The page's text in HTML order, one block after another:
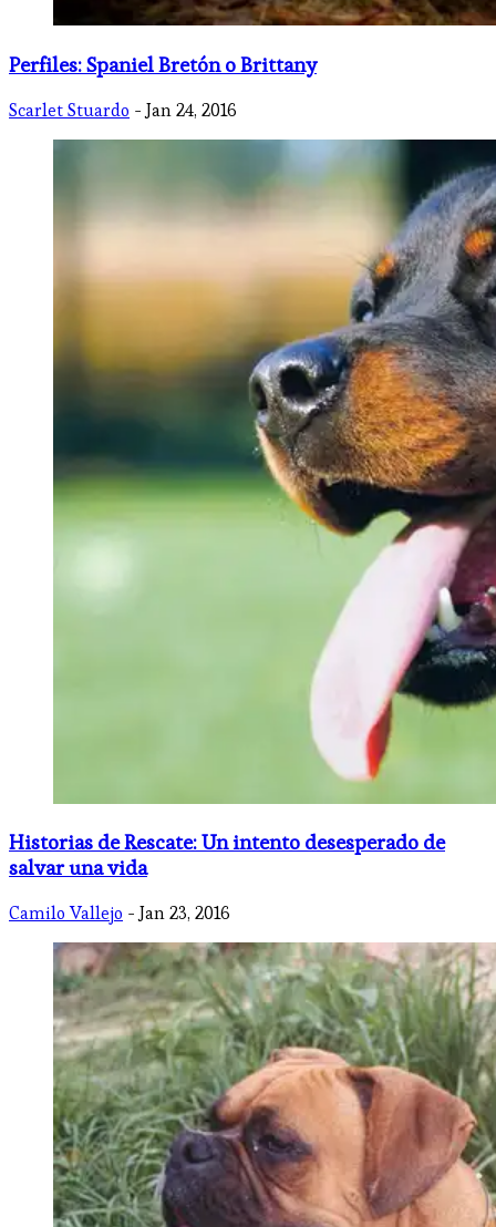
Perfiles: Spaniel Bretón o Brittany
Scarlet Stuardo - Jan 24, 2016
Historias de Rescate: Un intento desesperado de
salvar una vida
Camilo Vallejo - Jan 23, 2016